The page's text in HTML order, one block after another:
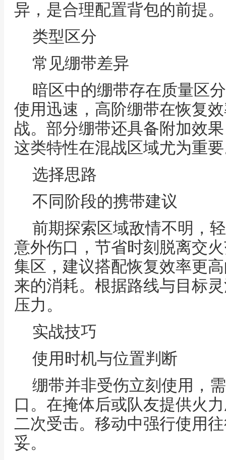
异，是合理配置背包的前提。
类型区分
常见绷带差异
暗区中的绷带存在质量区
使用迅速，高阶绷带在恢复
战。部分绷带还具备附加效
这类特性在混战区域尤为重
选择思路
不同阶段的携带建议
前期探索区域敌情不明，
意外伤口，节省时刻脱离交
集区，建议搭配恢复效率更
来的消耗。根据路线与目标
压力。
实战技巧
使用时机与位置判断
绷带并非受伤立刻使用，
口。在掩体后或队友提供火
二次受击。移动中强行使用
妥。